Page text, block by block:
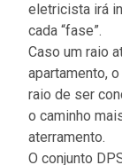
eletricista irá
cada “fase”.
Caso um raio
apartamento,
raio de ser
o caminho
aterramento.
O conjunto